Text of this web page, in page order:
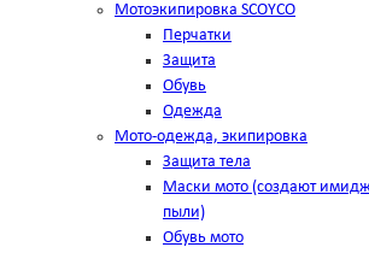
Мотоэкипировка SCOYCO
Перчатки
Защита
Обувь
Одежда
Мото-одежда, экипировка
Защита тела
Маски мото (создают
пыли)
Обувь мото